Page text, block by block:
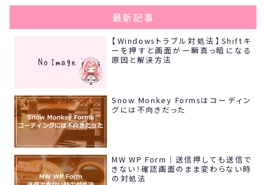
最新記事
【Windowsトラブル対処法】Shiftキ
ーを押すと画面が一瞬真っ暗になる
原因と解決方法
Snow Monkey Formsはコーディン
グには不向きだった
MW WP Form｜送信押しても送信で
きない！確認画面のまま変わらない時
の対処法